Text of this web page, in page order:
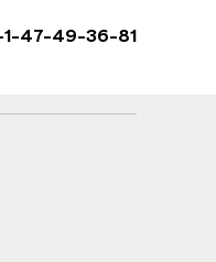
1-47-49-36-81